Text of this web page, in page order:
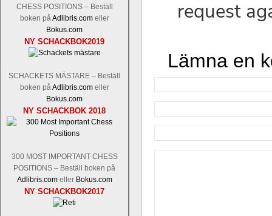
CHESS POSITIONS – Beställ
boken påAdlibris.comeller
Bokus.com
NY SCHACKBOK2019
SCHACKETS MÄSTARE – Beställ
boken påAdlibris.comeller
Bokus.com
NY SCHACKBOK 2018
300 MOST IMPORTANT CHESS
POSITIONS – Beställ boken på
Adlibris.comeller Bokus.com
NY SCHACKBOK2017
Lämna en